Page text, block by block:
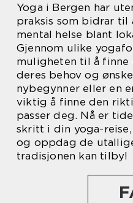
Yoga i Bergen har
praksis som bidrar til
mental helse blant
Gjennom ulike
muligheten til å finne
deres behov og
nybegynner eller en
viktig å finne den
passer deg. Nå er
skritt i din yoga-
og oppdag de
tradisjonen kan tilby!